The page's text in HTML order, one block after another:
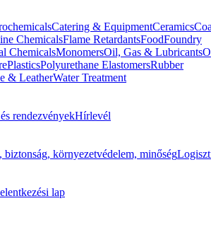
Catering & EquipmentCeramics
ChemicalsFlame RetardantsFoodFoundry
ChemicalsMonomersOil, Gas & Lubricants
PlasticsPolyurethane ElastomersRubber
& LeatherWater Treatment
rendezvényekHírlevél
biztonság, környezetvédelem, minőség
lap